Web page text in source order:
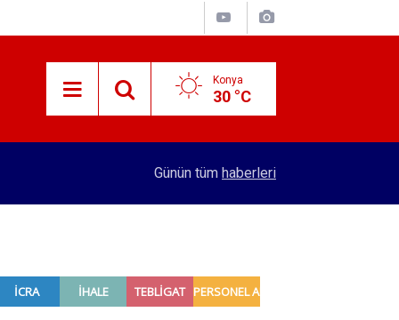
Konya
30 °C
Konya'da bu konuma 144 kişi kapasiteli
Günün tüm haberleri